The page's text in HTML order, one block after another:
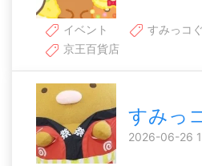
イベント
すみっコ
京王百貨店
すみっ
2026-06-26